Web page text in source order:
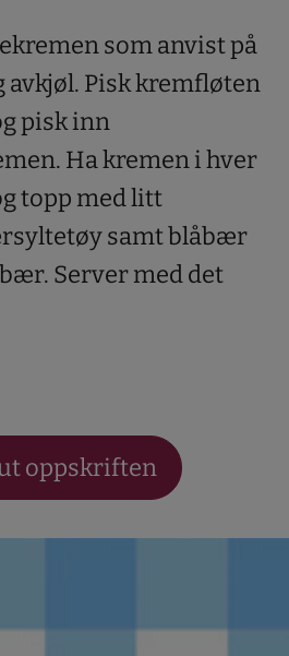
som anvist på
avkjøl. Pisk kremfløten
pisk inn
Ha kremen i hver
topp med litt
samt blåbær
Server med det
oppskriften